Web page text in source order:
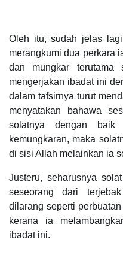
Oleh itu, sudah jelas
merangkumi dua perkara
dan mungkar terutama
mengerjakan ibadat ini
dalam tafsirnya turut
menyatakan bahawa
solatnya dengan
kemungkaran, maka
di sisi Allah melainkan ia
Justeru, seharusnya
seseorang dari
dilarang seperti
kerana ia
ibadat ini.